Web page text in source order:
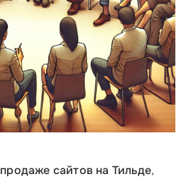
продаже сайтов на Тильде,